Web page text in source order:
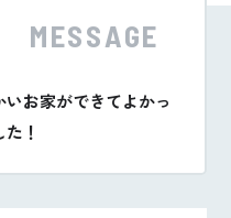
MESSAGE
お家ができてよかっ
！